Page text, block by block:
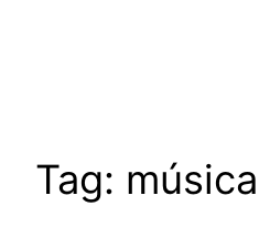
Tag: